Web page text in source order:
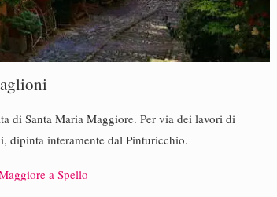
di Santa Maria Maggiore. Per via dei lavori di
dipinta interamente dal Pinturicchio.
a Spello